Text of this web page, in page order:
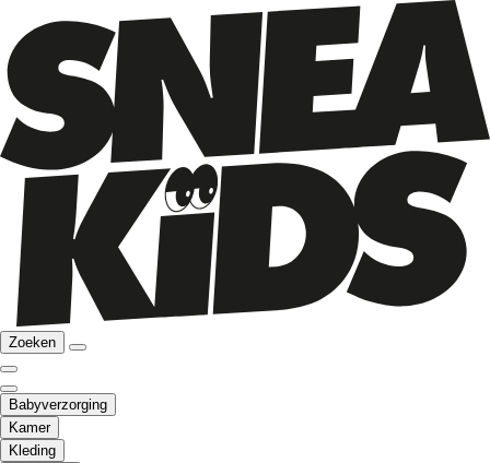
Zoeken
Babyverzorging
Kamer
Kleding